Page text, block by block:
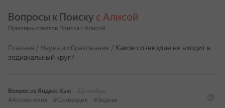
Вопросы к Поиску с Алисой
Примеры ответов Поиска с Алисой
Главная / Наука и образование / Какое созвездие не входит в
зодиакальный круг?
Вопрос из Яндекс Кью
22 ноября
#Астрономия
#Созвездия #Зодиак